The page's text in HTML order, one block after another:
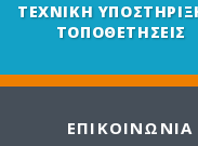
ΤΕΧΝΙΚΗ
ΤΟΠΟΘΕΤΗΣΕΙΣ
ΕΠΙΚΟΙΝΩΝΙΑ